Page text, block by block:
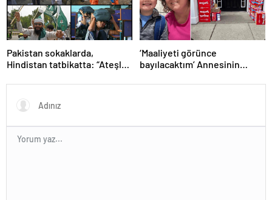
Pakistan sokaklarda,
Hindistan tatbikatta: “Ateşle
‘Maaliyeti görünce
bayılacaktım’ Annesinin
lolipop aldı